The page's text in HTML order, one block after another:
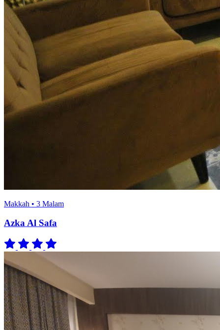
Makkah • 3 Malam
Azka Al Safa